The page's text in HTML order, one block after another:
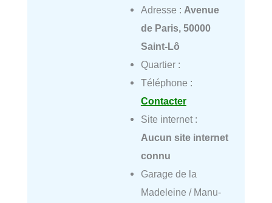
Adresse : Avenue
de Paris, 50000
Saint-Lô
Quartier :
Téléphone :
Contacter
Site internet :
Aucun site internet
connu
Garage de la
Madeleine / Manu-